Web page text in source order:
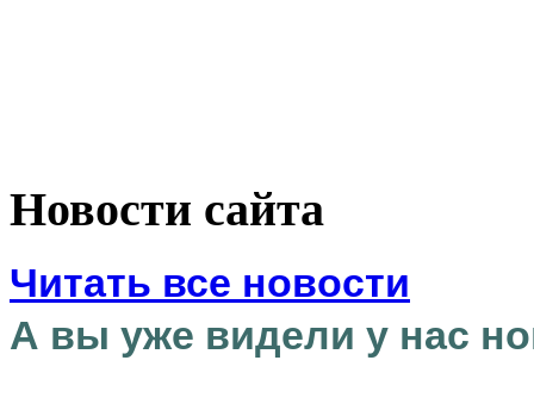
Новости сайта
Читать все новости
А вы уже видели у нас